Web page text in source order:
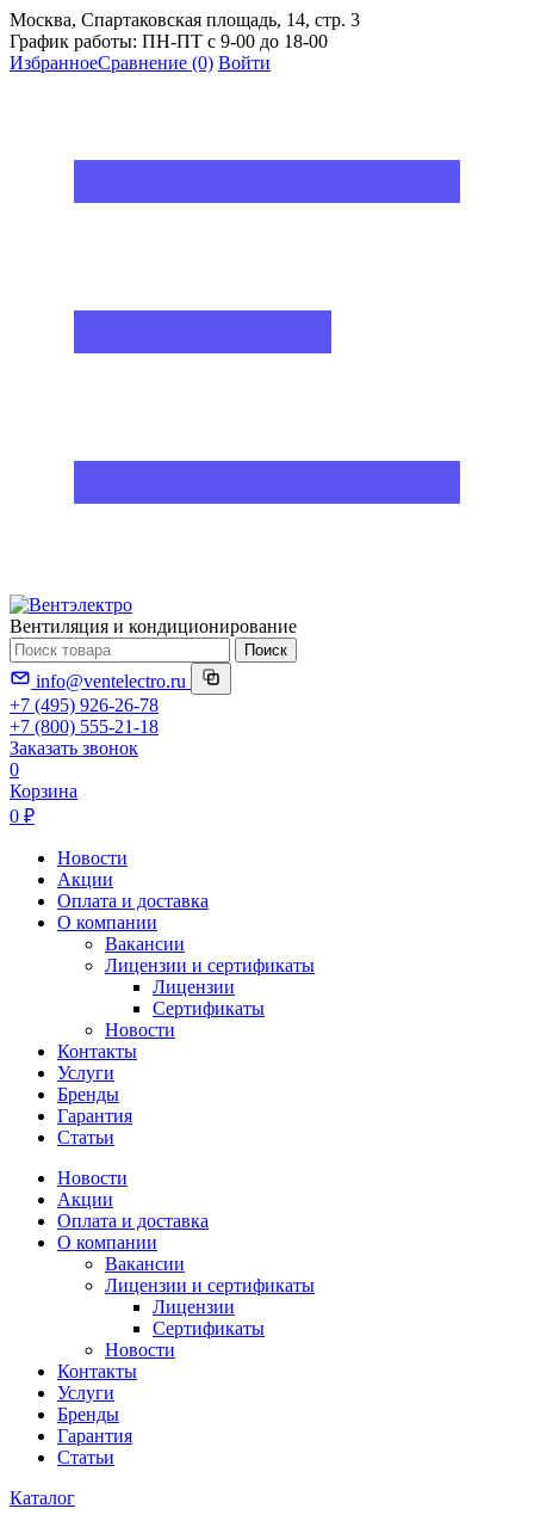
Москва, Спартаковская площадь, 14, стр. 3
График работы: ПН-ПТ с 9-00 до 18-00
ИзбранноеСравнение (0) Войти
Вентиляция и кондиционирование
Поиск
info@ventelectro.ru
+7 (495) 926-26-78
+7 (800) 555-21-18
Заказать звонок
0
Корзина
0 ₽
Новости
Акции
Оплата и доставка
О компании
Вакансии
Лицензии и сертификаты
Лицензии
Сертификаты
Новости
Контакты
Услуги
Бренды
Гарантия
Статьи
Новости
Акции
Оплата и доставка
О компании
Вакансии
Лицензии и сертификаты
Лицензии
Сертификаты
Новости
Контакты
Услуги
Бренды
Гарантия
Статьи
Каталог